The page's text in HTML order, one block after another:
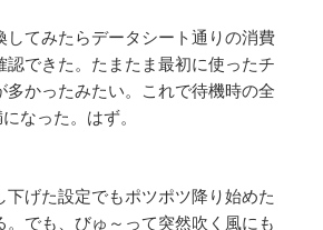
してみたらデータシート通りの消費
認できた。たまたま最初に使ったチ
多かったみたい。これで待機時の全
なった。はず。
下げた設定でもポツポツ降り始めた
。でも、びゅ～って突然吹く風にも